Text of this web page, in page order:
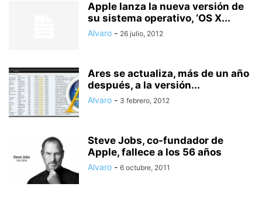
Apple lanza la nueva versión de
su sistema operativo, ‘OS X...
Alvaro - 26 julio, 2012
Ares se actualiza, más de un año
después, a la versión...
Alvaro - 3 febrero, 2012
Steve Jobs, co-fundador de
Apple, fallece a los 56 años
Alvaro - 6 octubre, 2011